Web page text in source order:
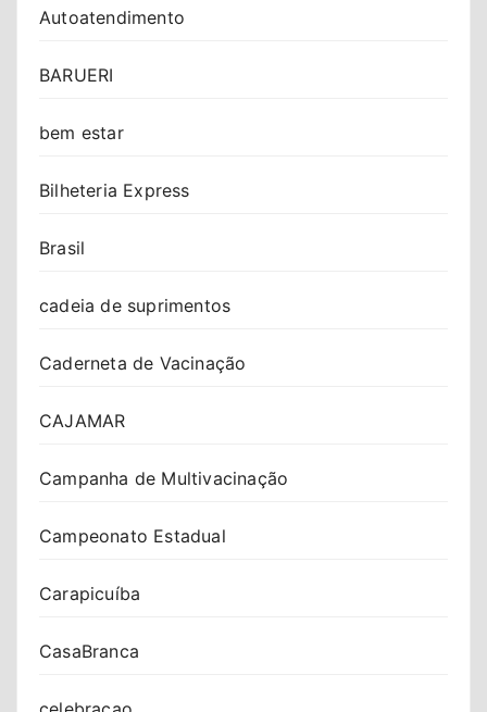
Autoatendimento
BARUERI
bem estar
Bilheteria Express
Brasil
cadeia de suprimentos
Caderneta de Vacinação
CAJAMAR
Campanha de Multivacinação
Campeonato Estadual
Carapicuíba
CasaBranca